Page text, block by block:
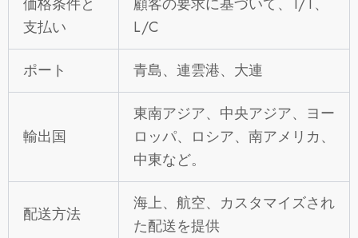
価格条件と
支払い
顧客の要求に基づいて、T/T、
L/C
ポート 青島、連雲港、大連
輸出国
東南アジア、中央アジア、ヨー
ロッパ、ロシア、南アメリカ、
中東など。
配送方法
海上、航空、カスタマイズされ
た配送を提供